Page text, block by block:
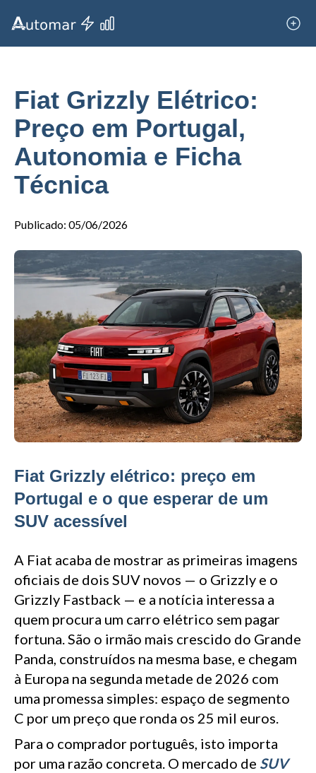
Fiat Grizzly Elétrico:
Preço em Portugal,
Autonomia e Ficha
Técnica
Publicado: 05/06/2026
Fiat Grizzly elétrico: preço em
Portugal e o que esperar de um
SUV acessível
A Fiat acaba de mostrar as primeiras imagens
oficiais de dois SUV novos — o Grizzly e o
Grizzly Fastback — e a notícia interessa a
quem procura um carro elétrico sem pagar
fortuna. São o irmão mais crescido do Grande
Panda, construídos na mesma base, e chegam
à Europa na segunda metade de 2026 com
uma promessa simples: espaço de segmento
C por um preço que ronda os 25 mil euros.
Para o comprador português, isto importa
por uma razão concreta. O mercado de SUV